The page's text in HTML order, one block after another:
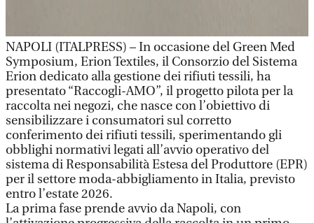
NAPOLI (ITALPRESS) – In occasione del Green Med
Symposium, Erion Textiles, il Consorzio del Sistema
Erion dedicato alla gestione dei rifiuti tessili, ha
presentato “Raccogli-AMO”, il progetto pilota per la
raccolta nei negozi, che nasce con l’obiettivo di
sensibilizzare i consumatori sul corretto
conferimento dei rifiuti tessili, sperimentando gli
obblighi normativi legati all’avvio operativo del
sistema di Responsabilità Estesa del Produttore (EPR)
per il settore moda-abbigliamento in Italia, previsto
entro l’estate 2026.
La prima fase prende avvio da Napoli, con